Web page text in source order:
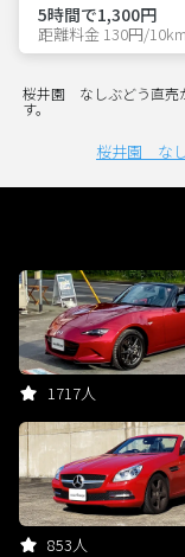
5時間で1,300円
距離料金 130円/10km
桜井園 なしぶどう直売
す。
桜井園 な
1717人
853人